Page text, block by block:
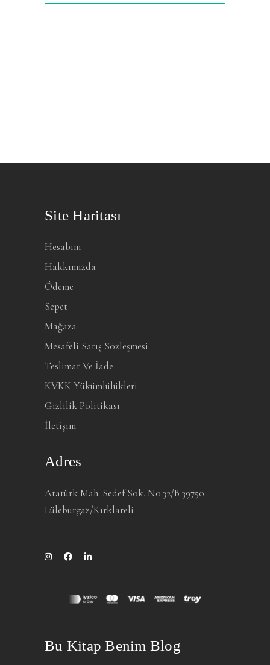
Site Haritası
Hesabım
Hakkımızda
Ödeme
Sepet
Mağaza
Mesafeli Satış Sözleşmesi
Teslimat Ve İade
KVKK Yükümlülükleri
Gizlilik Politikası
İletişim
Adres
Atatürk Mah. Sedef Sok. No:32/B 39750
Lüleburgaz/Kırklareli
Bu Kitap Benim Blog